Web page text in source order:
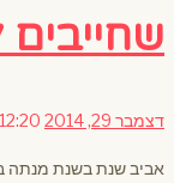
דצמבר 29, 2014 12:20 pm
אביב שנת בשנת מנתה